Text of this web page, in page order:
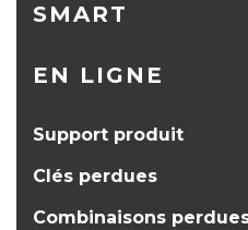
SMART
EN LIGNE
Support produit
Clés perdues
Combinaisons